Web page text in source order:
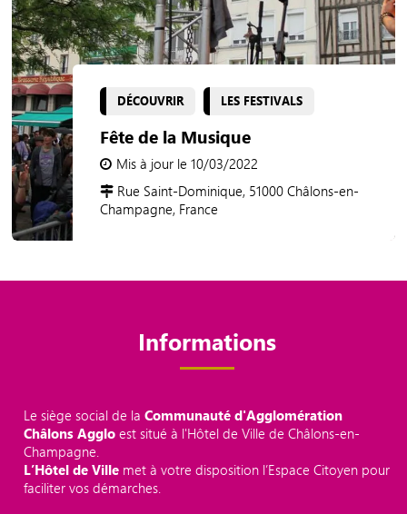
DÉCOUVRIR LES FESTIVALS
Fête de la Musique
Mis à jour le 10/03/2022
Rue Saint-Dominique, 51000 Châlons-en-
Champagne, France
Informations
Le siège social de laCommunauté d'Agglomération
Châlons Aggloest situé à l'Hôtel de Ville de Châlons-en-
Champagne.
L’Hôtel de Ville met à votre disposition l’Espace Citoyen pour
faciliter vos démarches.